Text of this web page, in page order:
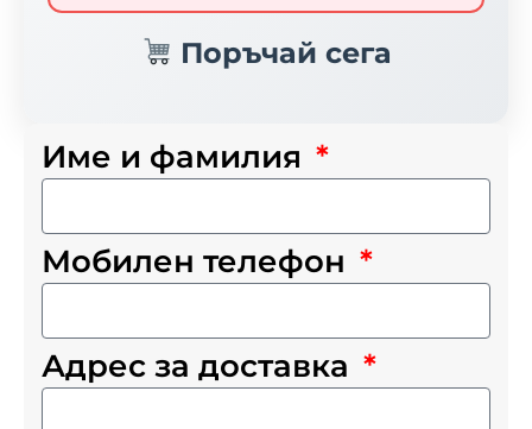
Поръчай сега
Име и фамилия
Мобилен телефон
Адрес за доставка